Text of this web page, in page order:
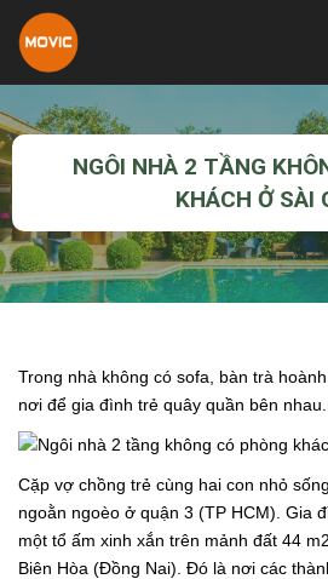
NGÔI NHÀ 2 TẦNG
KHÁCH Ở SÀI
Trong nhà không có sofa, bàn trà
nơi để gia đình trẻ quây quần bên nhau.
Cặp vợ chồng trẻ cùng hai con nhỏ
ngoằn ngoèo ở quận 3 (TP HCM). Gia
một tổ ấm xinh xắn trên mảnh đất 44
Biên Hòa (Đồng Nai). Đó là nơi các